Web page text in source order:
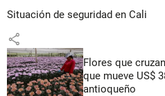
Situación de seguridad en Cali
share
Flores que
que mueve US$
antioqueño